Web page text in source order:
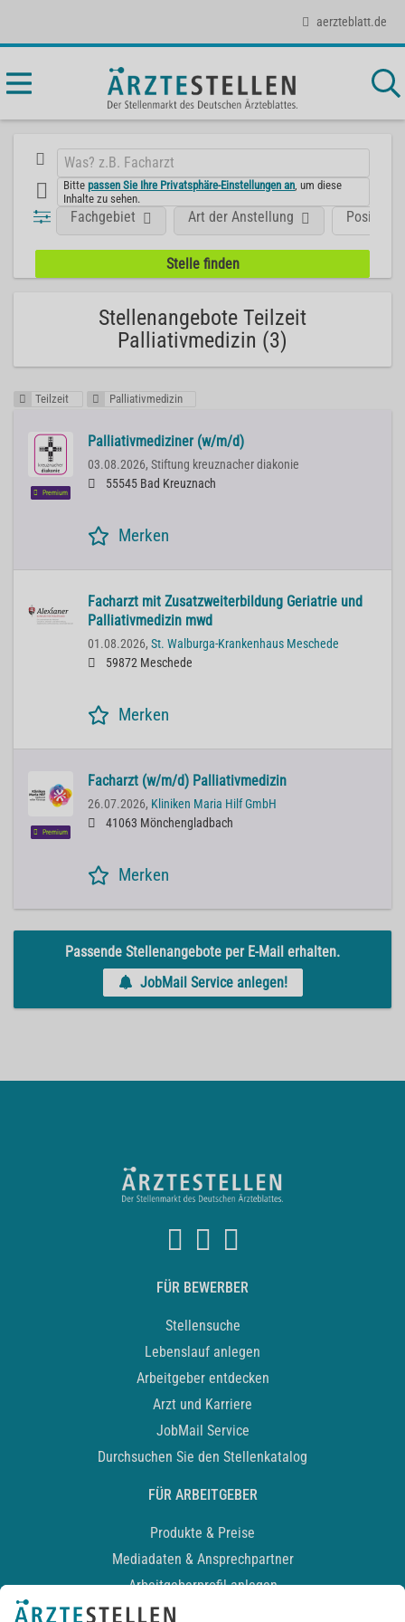
aerzteblatt.de
Bittepassen Sie Ihre Privatsphäre-Einstellungen an , um diese
Inhalte zu sehen.
Position
Fachgebiet Art der Anstellung
Stellenangebote Teilzeit
Palliativmedizin (3)
Teilzeit Palliativmedizin
Premium
Palliativmediziner (w/m/d)
03.08.2026, Stiftung kreuznacher diakonie
55545 Bad Kreuznach
Merken
Facharzt mit Zusatzweiterbildung Geriatrie und
Palliativmedizin mwd
01.08.2026, St. Walburga-Krankenhaus Meschede
59872 Meschede
Merken
Premium
Facharzt (w/m/d) Palliativmedizin
26.07.2026, Kliniken Maria Hilf GmbH
41063 Mönchengladbach
Merken
Passende Stellenangebote per E-Mail erhalten.
JobMail Service anlegen!
FÜR BEWERBER
Stellensuche
Lebenslauf anlegen
Arbeitgeber entdecken
Arzt und Karriere
JobMail Service
Durchsuchen Sie den Stellenkatalog
FÜR ARBEITGEBER
Produkte & Preise
Mediadaten & Ansprechpartner
Arbeitgeberprofil anlegen
Recruiting-Podcast